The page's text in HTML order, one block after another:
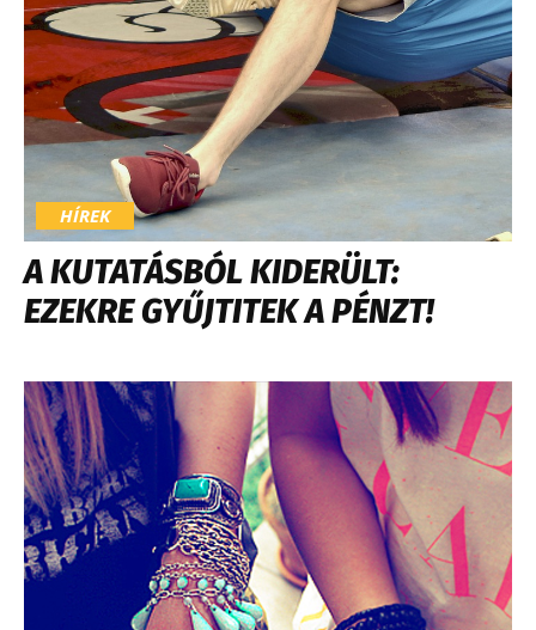
HÍREK
A KUTATÁSBÓL KIDERÜLT:
EZEKRE GYŰJTITEK A PÉNZT!